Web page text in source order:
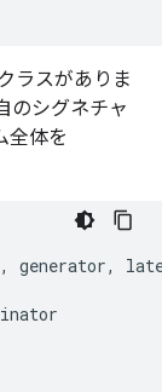
ラスがありま
のシグネチャ
全体を
, generator,